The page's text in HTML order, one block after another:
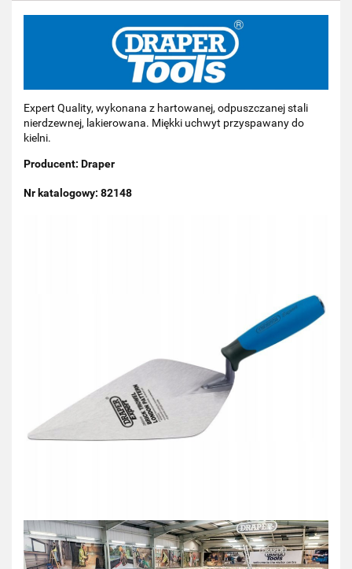
Expert Quality, wykonana z hartowanej, odpuszczanej stali
nierdzewnej, lakierowana. Miękki uchwyt przyspawany do
kielni.
Producent: Draper
Nr katalogowy: 82148